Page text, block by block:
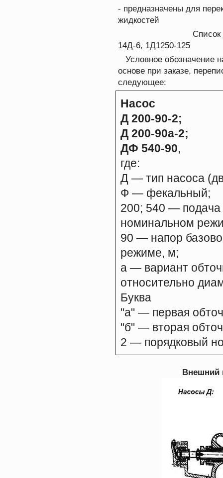
- предназначены для
жидкостей
14Д-6, 1Д1250-125
Условное обозначение
основе при заказе,
следующее:
Насос
Д 200-90-2;
Д 200-90а-2;
ДФ 540-90,
где:
Д — тип насоса
Ф — фекальный;
200; 540 — подача
номинальном
90 — напор
режиме, м;
а — вариант
относительно
Буква
"а" — первая
"б" — вторая
2 — порядковый
Внешний